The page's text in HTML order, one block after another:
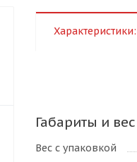
Характеристики:
Габариты и вес
Вес с упаковкой